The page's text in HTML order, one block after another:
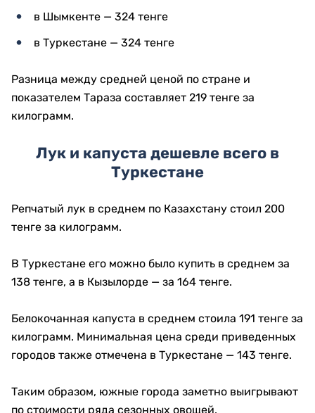
в Шымкенте — 324 тенге
в Туркестане — 324 тенге
Разница между средней ценой по стране и
показателем Тараза составляет 219 тенге за
килограмм.
Лук и капуста дешевле всего в
Туркестане
Репчатый лук в среднем по Казахстану стоил 200
тенге за килограмм.
В Туркестане его можно было купить в среднем за
138 тенге, а в Кызылорде — за 164 тенге.
Белокочанная капуста в среднем стоила 191 тенге за
килограмм. Минимальная цена среди приведенных
городов также отмечена в Туркестане — 143 тенге.
Таким образом, южные города заметно выигрывают
по стоимости ряда сезонных овощей.